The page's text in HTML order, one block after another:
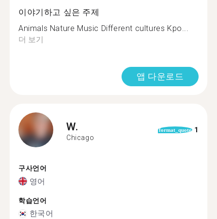
이야기하고 싶은 주제
Animals Nature Music Different cultures Kpo...
더 보기
앱 다운로드
W.
Chicago
format_quote 1
구사언어
영어
학습언어
한국어